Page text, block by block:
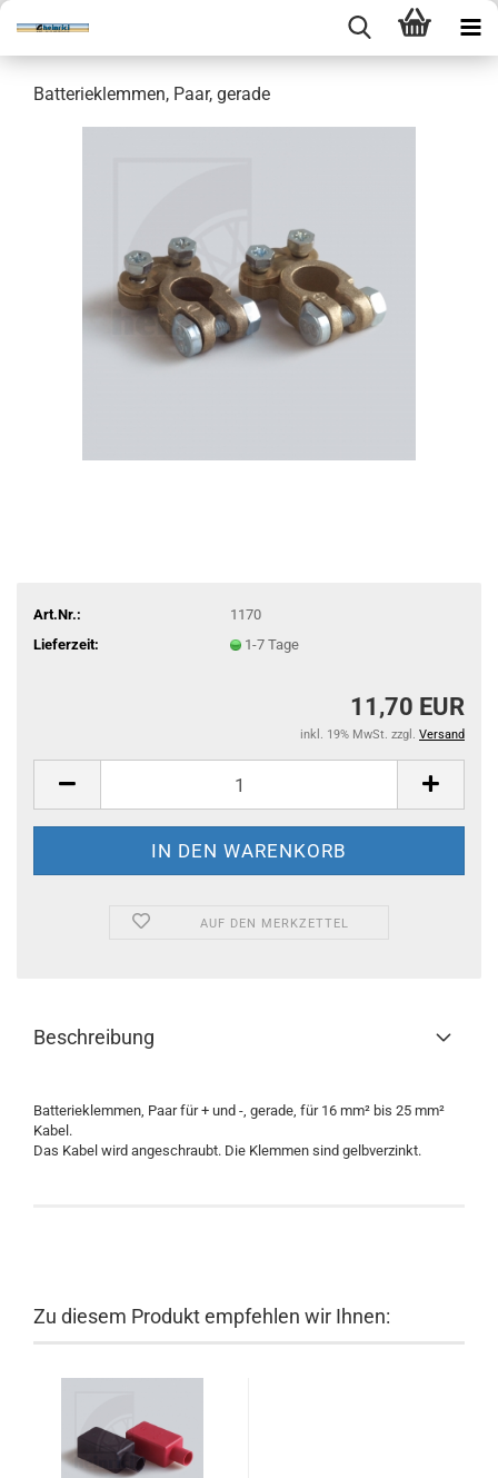
Batterieklemmen, Paar, gerade
Art.Nr.:
1170
Lieferzeit:
1-7 Tage
11,70 EUR
inkl. 19% MwSt. zzgl. Versand
AUF DEN MERKZETTEL
Beschreibung
Batterieklemmen, Paar für + und -, gerade, für 16 mm² bis 25 mm²
Kabel.
Das Kabel wird angeschraubt. Die Klemmen sind gelbverzinkt.
Zu diesem Produkt empfehlen wir Ihnen: